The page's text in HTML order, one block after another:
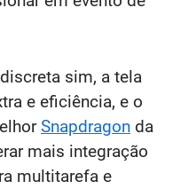
sim, a tela
e eficiência, e o
Snapdragon da
mais integração
multitarefa e